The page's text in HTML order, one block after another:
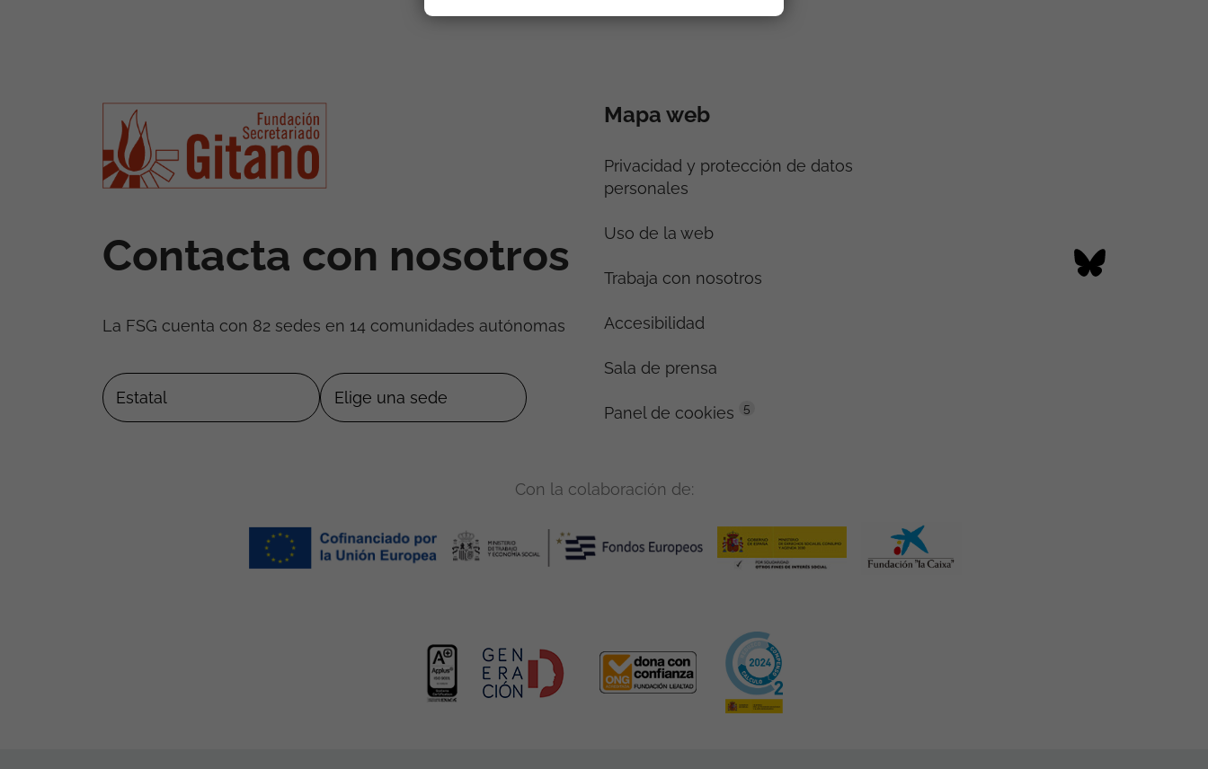
Contacta con nosotros
La FSG cuenta con 82 sedes en 14 comunidades autónomas
Mapa web
Privacidad y protección de datos
personales
Uso de la web
Trabaja con nosotros
Accesibilidad
Sala de prensa
Panel de cookies 5
Con la colaboración de: